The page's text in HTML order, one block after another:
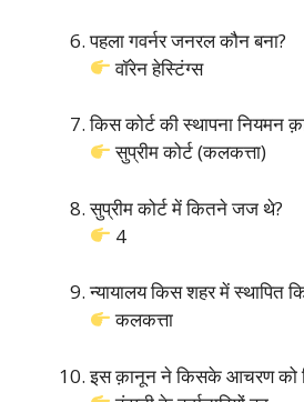
पहला गवर्नर जनरल कौन बना?
वॉरेन हेस्टिंग्स
किस कोर्ट की स्थापना नियमन
सुप्रीम कोर्ट (कलकत्ता)
सुप्रीम कोर्ट में कितने जज थे?
4
न्यायालय किस शहर में स्थापित
कलकत्ता
इस क़ानून ने किसके आचरण को